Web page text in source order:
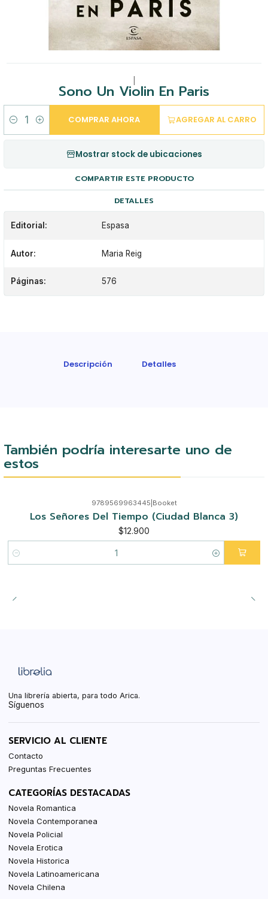
Sono Un Violin En Paris
Cantidad
AGREGAR AL CARRO
COMPRAR AHORA
Mostrar stock de ubicaciones
COMPARTIR ESTE PRODUCTO
DETALLES
Editorial: Espasa
Autor: Maria Reig
Páginas: 576
Descripción Detalles
También podría interesarte uno de
estos
9789569963445 Booket
Los Señores Del Tiempo (Ciudad Blanca 3)
$12.900
Cantidad
Una librería abierta, para todo Arica.
Síguenos
SERVICIO AL CLIENTE
Contacto
Preguntas Frecuentes
CATEGORÍAS DESTACADAS
Novela Romantica
Novela Contemporanea
Novela Policial
Novela Erotica
Novela Historica
Novela Latinoamericana
Novela Chilena